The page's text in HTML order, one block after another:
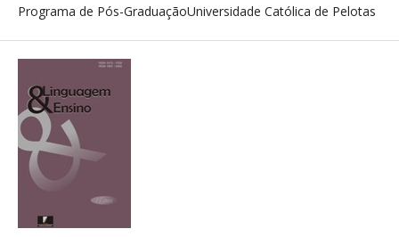
Programa de Pós-GraduaçãoUniversidade Católica de Pelotas